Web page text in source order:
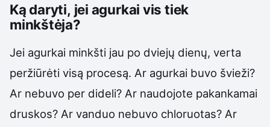
Ką daryti, jei agurkai vis tiek
minkštėja?
Jei agurkai minkšti jau po dviejų dienų, verta
peržiūrėti visą procesą. Ar agurkai buvo švieži?
Ar nebuvo per dideli? Ar naudojote pakankamai
druskos? Ar vanduo nebuvo chloruotas? Ar